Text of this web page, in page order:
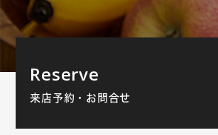
Reserve
来店予約・お問合せ